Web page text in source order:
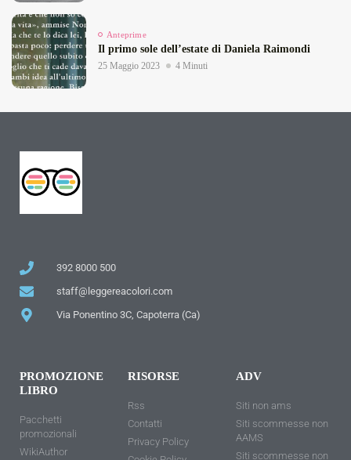
Anteprime
Il primo sole dell’estate di Daniela Raimondi
25 Maggio 2023 4 Minuti
392 8000 500
staff@leggereacolori.com
Via Ponentino 3C, Capoterra (Ca)
PROMOZIONE
LIBRO
Pacchetti
promozionali
WikiAuthor
RISORSE
Rss
Contatti
Privacy Policy
ADV
Siti non ams
Siti scommesse non
AAMS
Siti scommesse non